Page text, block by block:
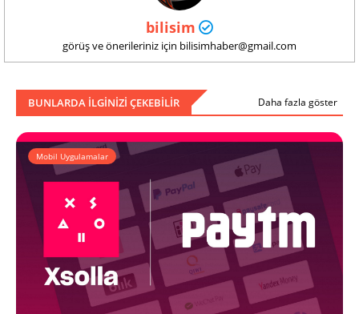
bilisim
görüş ve önerileriniz için bilisimhaber@gmail.com
BUNLARDA ILGINIZI ÇEKEBILIR Daha fazla göster
Mobil Uygulamalar